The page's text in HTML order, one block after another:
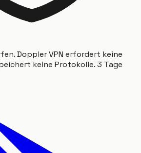
Doppler VPN erfordert keine
keine Protokolle. 3 Tage